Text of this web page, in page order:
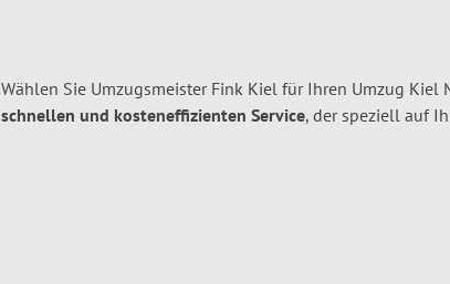
Wählen Sie Umzugsmeister Fink Kiel für Ihren Umzug Kiel
schnellen und kosteneffizienten Service, der speziell auf